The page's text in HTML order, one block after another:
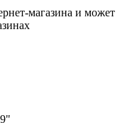
магазина и может